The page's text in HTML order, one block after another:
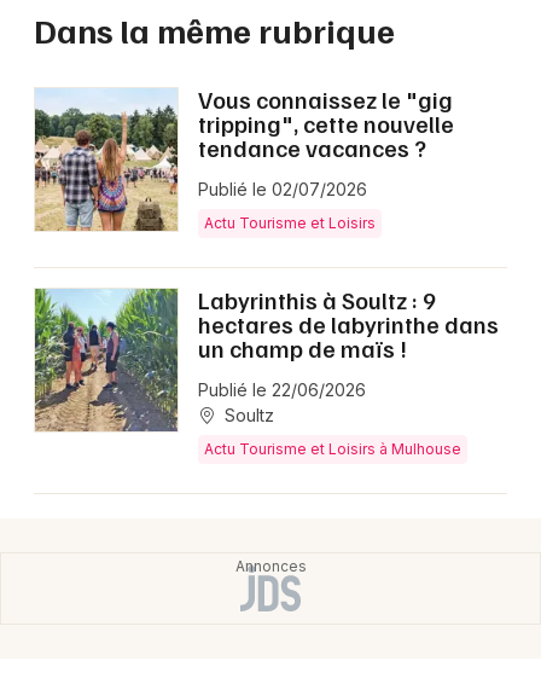
Dans la même rubrique
Vous connaissez le "gig
tripping", cette nouvelle
tendance vacances ?
Publié le 02/07/2026
Actu Tourisme et Loisirs
Labyrinthis à Soultz : 9
hectares de labyrinthe dans
un champ de maïs !
Publié le 22/06/2026
Soultz
Actu Tourisme et Loisirs à Mulhouse